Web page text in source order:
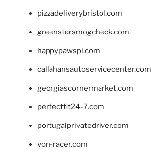
pizzadeliverybristol.com
greenstarsmogcheck.com
happypawspl.com
callahansautoservicecenter.com
georgiascornermarket.com
perfectfit24-7.com
portugalprivatedriver.com
von-racer.com